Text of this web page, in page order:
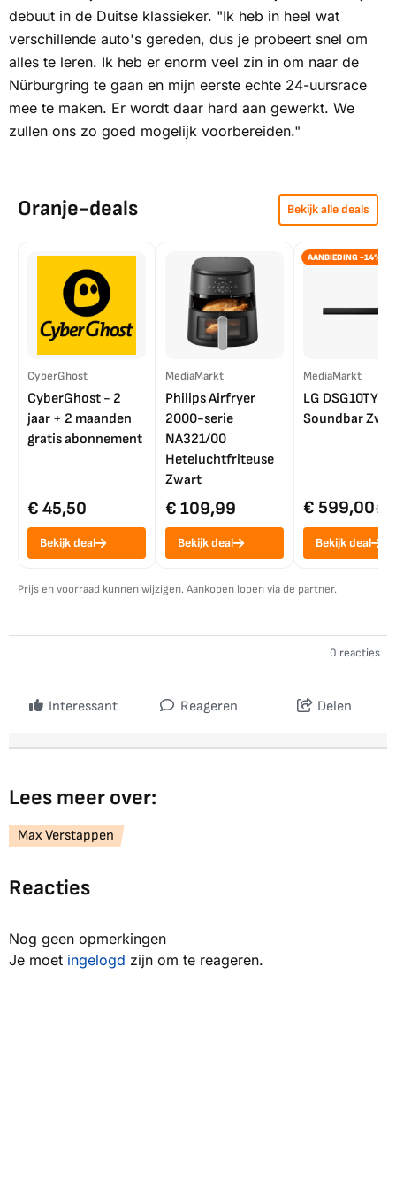
debuut in de Duitse klassieker. "Ik heb in heel wat
verschillende auto's gereden, dus je probeert snel om
alles te leren. Ik heb er enorm veel zin in om naar de
Nürburgring te gaan en mijn eerste echte 24-uursrace
mee te maken. Er wordt daar hard aan gewerkt. We
zullen ons zo goed mogelijk voorbereiden."
Oranje-deals Bekijk alle deals
CyberGhost
CyberGhost - 2
jaar + 2 maanden
gratis abonnement
€ 45,50
Bekijk deal
MediaMarkt
Philips Airfryer
2000-serie
NA321/00
Heteluchtfriteuse
Zwart
€ 109,99
Bekijk deal
AANBIEDING -14%
MediaMarkt
LG DSG10TY
Soundbar
€ 599,00€
Bekijk deal
Prijs en voorraad kunnen wijzigen. Aankopen lopen via de partner.
0 reacties
Interessant Reageren Delen
Lees meer over:
Max Verstappen
Reacties
Nog geen opmerkingen
Je moet ingelogd zijn om te reageren.